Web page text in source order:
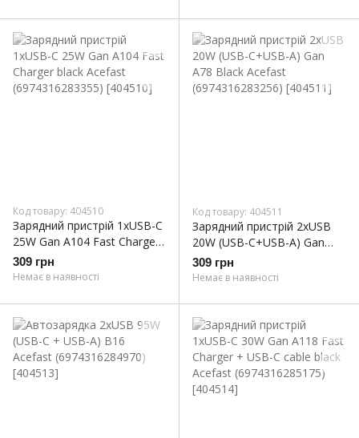
Код товару: 404510
Зарядний пристрій 1xUSB-C
25W Gan A104 Fast Charger
black Acefast
(6974316283355)
309 грн
Немає в наявності
Код товару: 404511
Зарядний пристрій 2xUSB
20W (USB-C+USB-A) Gan
A78 Black Acefast
(6974316283256)
309 грн
Немає в наявності